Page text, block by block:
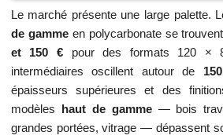
Le marché présente une large palette.
de gammeen polycarbonate se
et 150 €pour des formats 120 ×
intermédiaires oscillent autour de
épaisseurs supérieures et des
modèles haut de gamme— bois
grandes portées, vitrage — dépassent